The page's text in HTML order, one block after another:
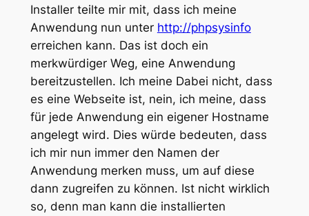
Installer teilte mir mit, dass ich meine
Anwendung nun unter http://phpsysinfo
erreichen kann. Das ist doch ein
merkwürdiger Weg, eine Anwendung
bereitzustellen. Ich meine Dabei nicht, dass
es eine Webseite ist, nein, ich meine, dass
für jede Anwendung ein eigener Hostname
angelegt wird. Dies würde bedeuten, dass
ich mir nun immer den Namen der
Anwendung merken muss, um auf diese
dann zugreifen zu können. Ist nicht wirklich
so, denn man kann die installierten